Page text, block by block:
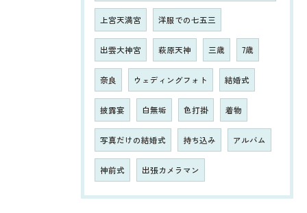
上宮天満宮 洋服での七五三
出雲大神宮 萩原天神 三歳 7歳
奈良 ウェディングフォト 結婚式
披露宴 白無垢 色打掛 着物
写真だけの結婚式 持ち込み アルバム
神前式 出張カメラマン